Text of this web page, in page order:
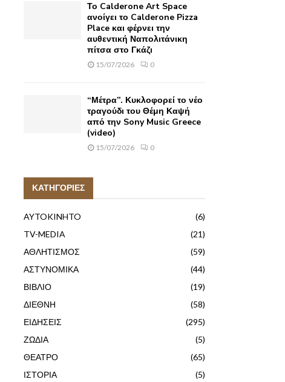
Το Calderone Art Space
ανοίγει το Calderone Pizza
Place και φέρνει την
αυθεντική Ναπολιτάνικη
πίτσα στο Γκάζι
15/07/2026 0
“Μέτρα”. Κυκλοφορεί το νέο
τραγούδι του Θέμη Καψή
από την Sony Music Greece
(video)
15/07/2026 0
ΚΑΤΗΓΟΡΙΕΣ
AYTOKINHTO
(6)
TV-MEDIA
(21)
ΑΘΛΗΤΙΣΜΟΣ
(59)
ΑΣΤΥΝΟΜΙΚΑ
(44)
ΒΙΒΛΙΟ
(19)
ΔΙΕΘΝΗ
(58)
ΕΙΔΗΣΕΙΣ
(295)
ΖΩΔΙΑ
(5)
ΘΕΑΤΡΟ
(65)
ΙΣΤΟΡΙΑ
(5)